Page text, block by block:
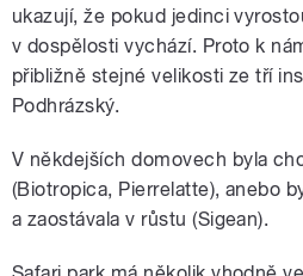
ukazují, že pokud jedinci
v dospělosti vychází. Proto k
přibližně stejné velikosti ze tří
Podhrázský.
V někdejších domovech byla
(Biotropica, Pierrelatte), anebo
a zaostávala v růstu (Sigean).